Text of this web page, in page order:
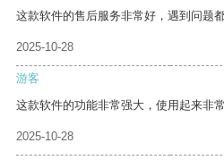
这款软件的售后服务非常好，遇到问题
2025-10-28
游客
这款软件的功能非常强大，使用起来非常
2025-10-28